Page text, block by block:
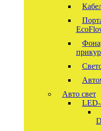
Авто свет
LED-